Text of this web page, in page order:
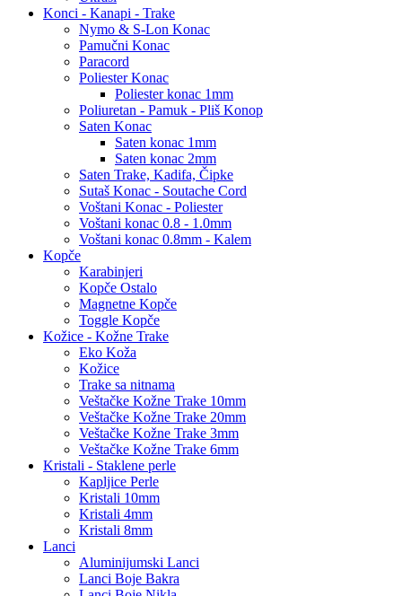
Konci - Kanapi - Trake
Nymo & S-Lon Konac
Pamučni Konac
Paracord
Poliester Konac
Poliester konac 1mm
Poliuretan - Pamuk - Pliš Konop
Saten Konac
Saten konac 1mm
Saten konac 2mm
Saten Trake, Kadifa, Čipke
Sutaš Konac - Soutache Cord
Voštani Konac - Poliester
Voštani konac 0.8 - 1.0mm
Voštani konac 0.8mm - Kalem
Kopče
Karabinjeri
Kopče Ostalo
Magnetne Kopče
Toggle Kopče
Kožice - Kožne Trake
Eko Koža
Kožice
Trake sa nitnama
Veštačke Kožne Trake 10mm
Veštačke Kožne Trake 20mm
Veštačke Kožne Trake 3mm
Veštačke Kožne Trake 6mm
Kristali - Staklene perle
Kapljice Perle
Kristali 10mm
Kristali 4mm
Kristali 8mm
Lanci
Aluminijumski Lanci
Lanci Boje Bakra